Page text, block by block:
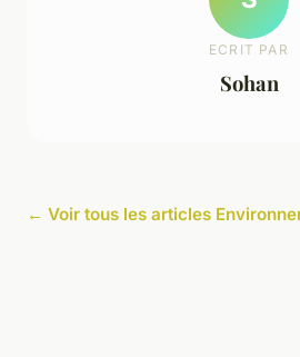
ECRIT PAR
Sohan
← Voir tous les articles